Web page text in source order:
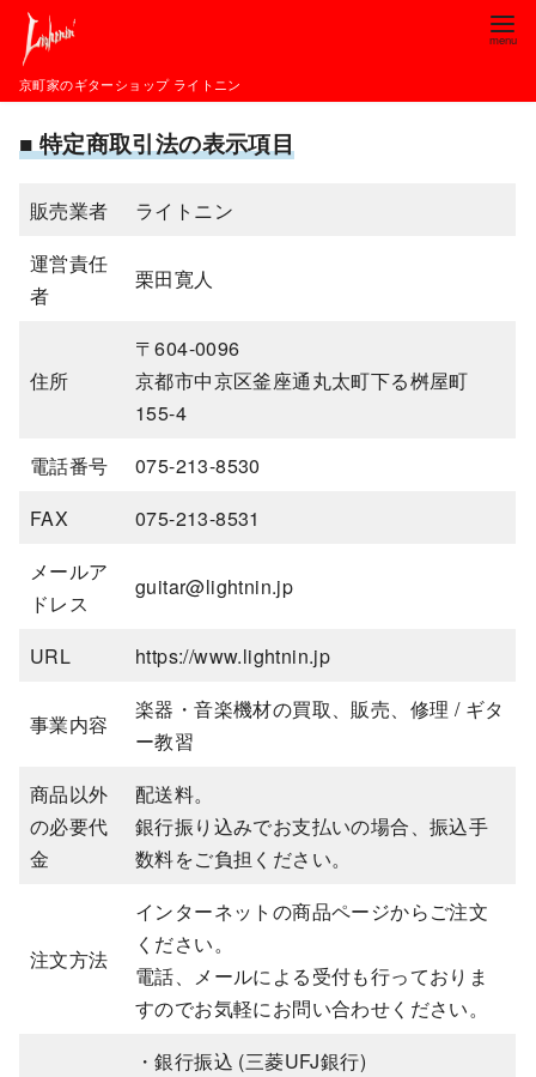
京町家のギターショップ ライトニン
■ 特定商取引法の表示項目
販売業者
ライトニン
運営責任
者
栗田寛人
住所
〒604-0096
京都市中京区釜座通丸太町下る桝屋町
155-4
電話番号
075-213-8530
FAX
075-213-8531
メールア
ドレス
guitar@lightnin.jp
URL https://www.lightnin.jp
事業内容
楽器・音楽機材の買取、販売、修理 / ギタ
ー教習
商品以外
の必要代
金
配送料。
銀行振り込みでお支払いの場合、振込手
数料をご負担ください。
注文方法
インターネットの商品ページからご注文
ください。
電話、メールによる受付も行っておりま
すのでお気軽にお問い合わせください。
・銀行振込 (三菱UFJ銀行)